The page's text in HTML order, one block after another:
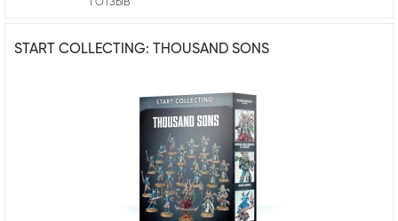
1 ОТЗЫВ
START COLLECTING: THOUSAND SONS